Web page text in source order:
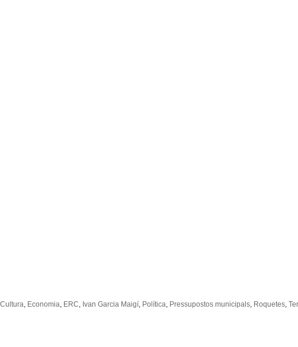
Cultura, Economia, ERC, Ivan Garcia Maigí, Política, Pressupostos municipals, Roquetes,